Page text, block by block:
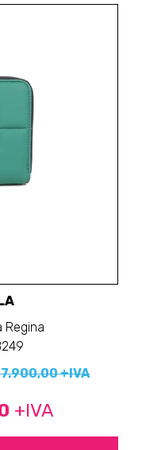
Regina
+IVA
+IVA